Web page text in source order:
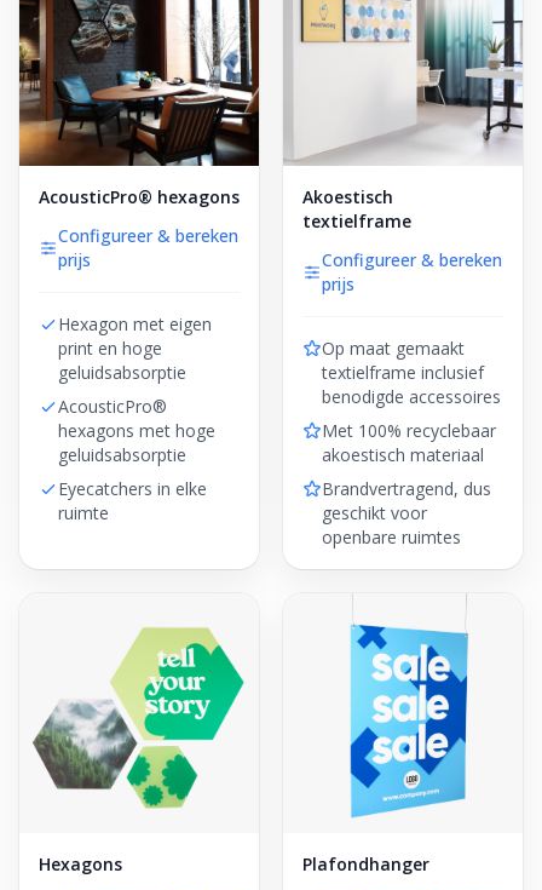
AcousticPro® hexagons
Configureer & bereken
prijs
Hexagon met eigen
print en hoge
geluidsabsorptie
AcousticPro®
hexagons met hoge
geluidsabsorptie
Eyecatchers in elke
ruimte
Akoestisch
textielframe
Configureer & bereken
prijs
Op maat gemaakt
textielframe inclusief
benodigde accessoires
Met 100% recyclebaar
akoestisch materiaal
Brandvertragend, dus
geschikt voor
openbare ruimtes
Hexagons
Plafondhanger